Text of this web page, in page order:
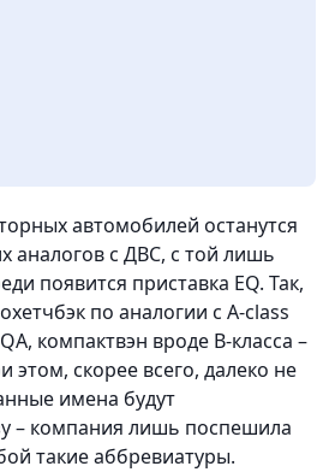
автомобилей останутся
аналогов с ДВС, с той лишь
появится приставка EQ. Так,
по аналогии с A-class
компактвэн вроде B-класса –
этом, скорее всего, далеко не
имена будут
– компания лишь поспешила
такие аббревиатуры.